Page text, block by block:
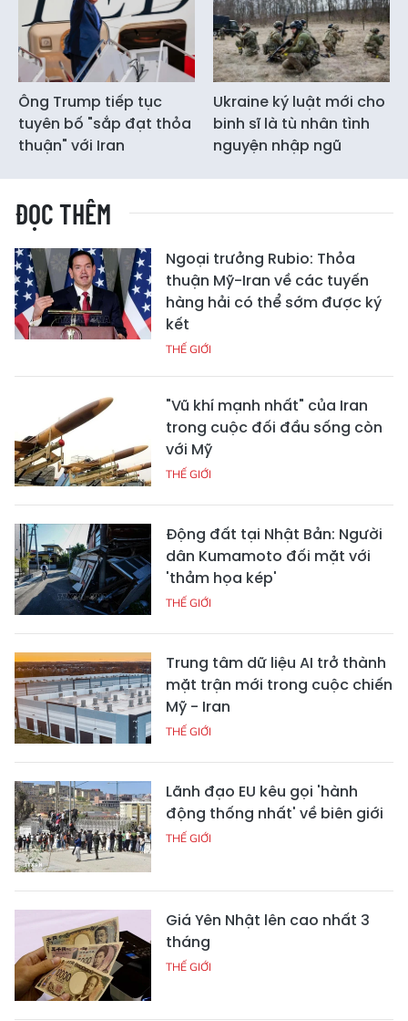
Ông Trump tiếp tục
tuyên bố "sắp đạt thỏa
thuận" với Iran
Ukraine ký luật mới cho
binh sĩ là tù nhân tình
nguyện nhập ngũ
ĐỌC THÊM
Ngoại trưởng Rubio: Thỏa
thuận Mỹ-Iran về các tuyến
hàng hải có thể sớm được ký
kết
THẾ GIỚI
"Vũ khí mạnh nhất" của Iran
trong cuộc đối đầu sống còn
với Mỹ
THẾ GIỚI
Động đất tại Nhật Bản: Người
dân Kumamoto đối mặt với
'thảm họa kép'
THẾ GIỚI
Trung tâm dữ liệu AI trở thành
mặt trận mới trong cuộc chiến
Mỹ - Iran
THẾ GIỚI
Lãnh đạo EU kêu gọi 'hành
động thống nhất' về biên giới
THẾ GIỚI
Giá Yên Nhật lên cao nhất 3
tháng
THẾ GIỚI